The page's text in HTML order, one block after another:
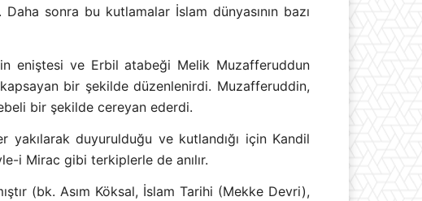
sonra bu kutlamalar İslam dünyasının bazı
eniştesi ve Erbil atabeği Melik Muzafferuddun
bir şekilde düzenlenirdi. Muzafferuddin,
bir şekilde cereyan ederdi.
yakılarak duyurulduğu ve kutlandığı için Kandil
i Mirac gibi terkiplerle de anılır.
(bk. Asım Köksal, İslam Tarihi (Mekke Devri),